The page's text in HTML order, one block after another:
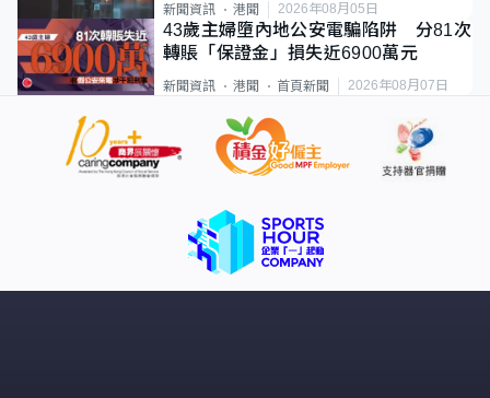
新聞資訊 港聞 2026年08月05日
43歲主婦墮內地公安電騙陷阱 分81次
轉賬「保證金」損失近6900萬元
新聞資訊 港聞 首頁新聞 2026年08月07日